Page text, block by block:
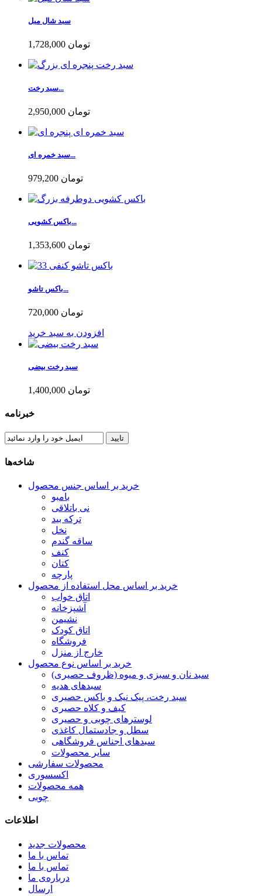
سبد شال مبل
1,728,000 تومان
سبد رخت...
2,950,000 تومان
سبد خمره ای...
979,200 تومان
باکس کشویی...
1,353,600 تومان
باکس تاشو...
720,000 تومان
افزودن به سبد خرید
سبد رخت بیضی
1,400,000 تومان
خبرنامه
تایید
شاخه‌ها
خرید بر اساس جنس محصول
بامبو
نی باتلاقی
ترکه بید
نخل
ساقه گندم
کنف
کتان
پارچه
خرید بر اساس محل استفاده از محصول
اتاق خواب
آشپزخانه
نشیمن
اتاق کودک
فروشگاه
خارج از منزل
خرید بر اساس نوع محصول
سبد نان و سبزی و میوه (ظروف حصیری)
سبدهای هدیه
سبد رخت، پیک نیک و باکس حصیری
کیف و کلاه حصیری
لوسترهای چوبی و حصیری
سطل و جادستمال کاغذی
سبدهای اجناس فروشگاهی
سایر محصولات
محصولات سفارشی
اکسسوری
همه محصولات
چوبی
اطلاعات
محصولات جدید
تماس با ما
تماس با ما
درباره‌ی ما
ارسال